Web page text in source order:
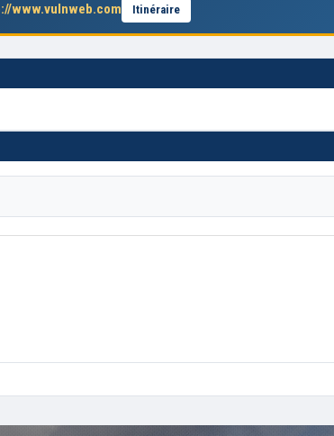
www.vulnweb.com Itinéraire